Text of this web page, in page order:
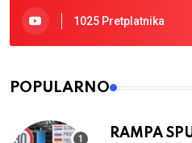
1025 Pretplatnika
POPULARNO
RAMPA